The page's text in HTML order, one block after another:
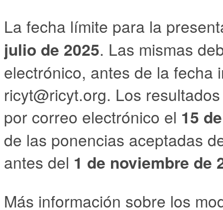
La fecha límite para la
julio de 2025. Las mismas
electrónico, antes de la fecha
ricyt@ricyt.org. Los
por correo electrónico el 15
de las ponencias aceptadas
antes del 1 de noviembre de
Más información sobre los